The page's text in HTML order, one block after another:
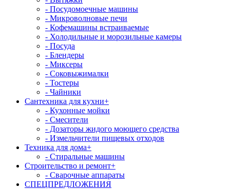
- Посудомоечные машины
- Микроволновые печи
- Кофемашины встраиваемые
- Холодильные и морозильные камеры
- Посуда
- Блендеры
- Миксеры
- Соковыжималки
- Тостеры
- Чайники
Сантехника для кухни+
- Кухонные мойки
- Смесители
- Дозаторы жидого моющего средства
- Измельчители пищевых отходов
Техника для дома+
- Стиральные машины
Строительство и ремонт+
- Сварочные аппараты
СПЕЦПРЕДЛОЖЕНИЯ